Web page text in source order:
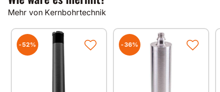
Gut zu wissen
Fertigungsmaschinen in Deutschland und im
angrenzenden West-Europa hergestellt.
Durch Verwendung hochwertiger Diamanten und
Bindungsmaterialien garantieren wir immer
gleichbleibende Spitzenqualität.
Mehr von Kernbohrtechnik
-52% -36%